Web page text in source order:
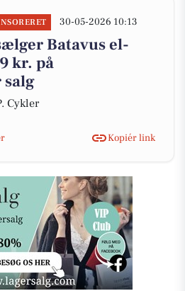
30-05-2026 10:13
Batavus el-
kr. på
Cykler
Kopiér link